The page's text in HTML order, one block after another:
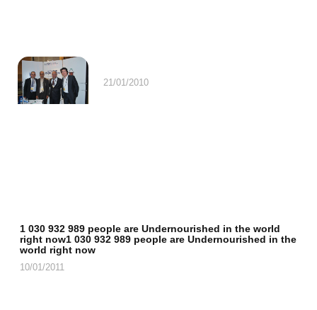
21/01/2010
1 030 932 989 people are Undernourished in the world
right now1 030 932 989 people are Undernourished in the
world right now
10/01/2011